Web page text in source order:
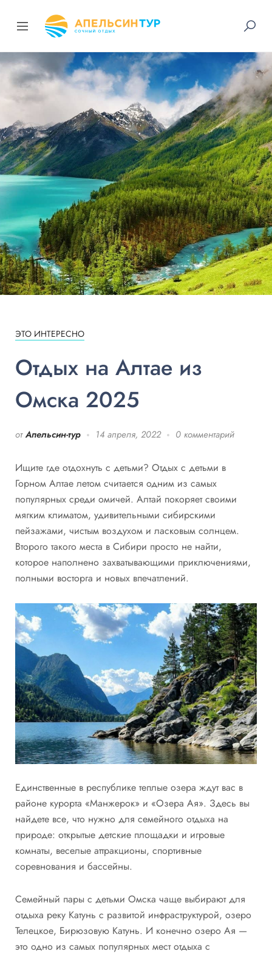
ЭТО ИНТЕРЕСНО
Отдых на Алтае из
Омска 2025
от Апельсин-тур 14 апреля, 2022 0 комментарий
Ищите где отдохнуть с детьми? Отдых с детьми в
Горном Алтае летом считается одним из самых
популярных среди омичей. Алтай покоряет своими
мягким климатом, удивительными сибирскими
пейзажами, чистым воздухом и ласковым солнцем.
Второго такого места в Сибири просто не найти,
которое наполнено захватывающими приключениями,
полными восторга и новых впечатлений.
Единственные в республике теплые озера ждут вас в
районе курорта «Манжерок» и «Озера Ая». Здесь вы
найдете все, что нужно для семейного отдыха на
природе: открытые детские площадки и игровые
комнаты, веселые аттракционы, спортивные
соревнования и бассейны.
Семейный пары с детьми Омска чаще выбирают для
отдыха реку Катунь с развитой инфраструктурой, озеро
Телецкое, Бирюзовую Катунь. И конечно озеро Ая —
это одно из самых популярных мест отдыха с